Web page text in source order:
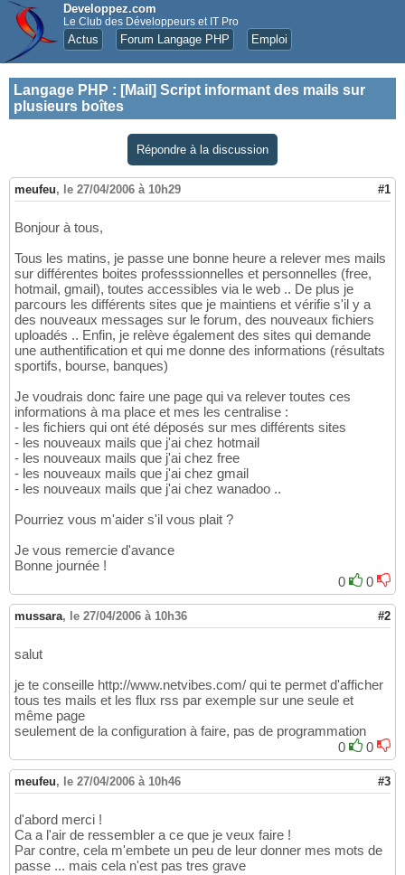
Developpez.com
Le Club des Développeurs et IT Pro
Actus Forum Langage PHP Emploi
Langage PHP : [Mail] Script informant des mails sur
plusieurs boîtes
Répondre à la discussion
meufeu, le 27/04/2006 à 10h29 #1
Bonjour à tous,
Tous les matins, je passe une bonne heure a relever mes mails
sur différentes boites professsionnelles et personnelles (free,
hotmail, gmail), toutes accessibles via le web .. De plus je
parcours les différents sites que je maintiens et vérifie s'il y a
des nouveaux messages sur le forum, des nouveaux fichiers
uploadés .. Enfin, je relève également des sites qui demande
une authentification et qui me donne des informations (résultats
sportifs, bourse, banques)
Je voudrais donc faire une page qui va relever toutes ces
informations à ma place et mes les centralise :
- les fichiers qui ont été déposés sur mes différents sites
- les nouveaux mails que j'ai chez hotmail
- les nouveaux mails que j'ai chez free
- les nouveaux mails que j'ai chez gmail
- les nouveaux mails que j'ai chez wanadoo ..
Pourriez vous m'aider s'il vous plait ?
Je vous remercie d'avance
Bonne journée !
0
0
mussara, le 27/04/2006 à 10h36 #2
salut
je te conseille http://www.netvibes.com/ qui te permet d'afficher
tous tes mails et les flux rss par exemple sur une seule et
même page
seulement de la configuration à faire, pas de programmation
0
0
meufeu, le 27/04/2006 à 10h46 #3
d'abord merci !
Ca a l'air de ressembler a ce que je veux faire !
Par contre, cela m'embete un peu de leur donner mes mots de
passe ... mais cela n'est pas tres grave